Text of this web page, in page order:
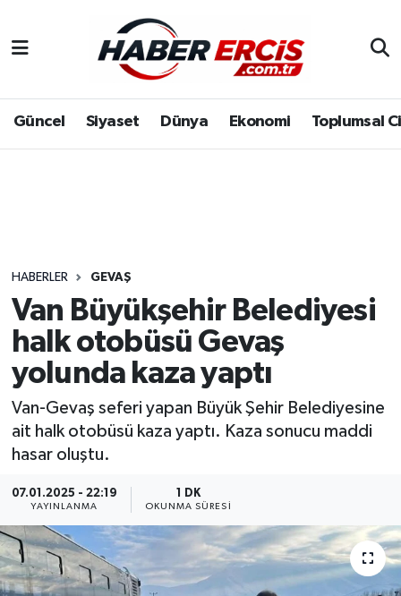
Güncel Siyaset Dünya Ekonomi Toplumsal
HABERLER GEVAŞ
Van Büyükşehir Belediyesi
halk otobüsü Gevaş
yolunda kaza yaptı
Van-Gevaş seferi yapan Büyük Şehir Belediyesine
ait halk otobüsü kaza yaptı. Kaza sonucu maddi
hasar oluştu.
07.01.2025 - 22:19
YAYINLANMA
1 DK
OKUNMA SÜRESI